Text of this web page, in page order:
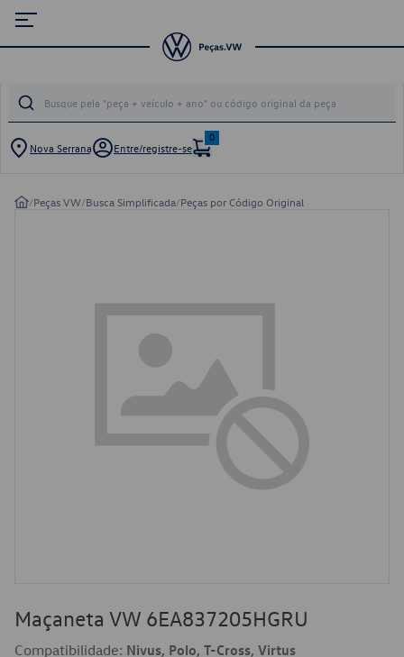
Nova Serrana Entre/registre-se
0
/Peças VW/Busca Simplificada/Peças por Código Original
Maçaneta VW 6EA837205HGRU
Compatibilidade: Nivus, Polo, T-Cross, Virtus